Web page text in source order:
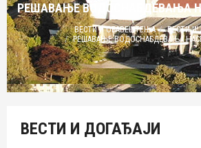
РЕШАВАЊЕ ВОДОСНАБДЕВАЊА
ВЕСТИ И ОБАВЕШТЕЊА
ВЕСТИ И
РЕШАВАЊЕ ВОДОСНАБДЕВАЊА
ВЕСТИ И ДОГАЂАЈИ